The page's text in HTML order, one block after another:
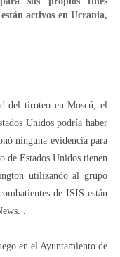
activos en Ucrania,
del tiroteo en Moscú, el
Unidos podría haber
ninguna evidencia para
de Estados Unidos tienen
utilizando al grupo
de ISIS están
.
en el Ayuntamiento de